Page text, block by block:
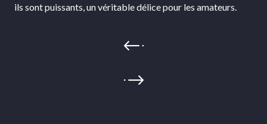
ils sont puissants, un véritable délice pour les amateurs.